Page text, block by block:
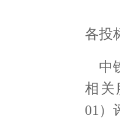
各投
中
相关
01）